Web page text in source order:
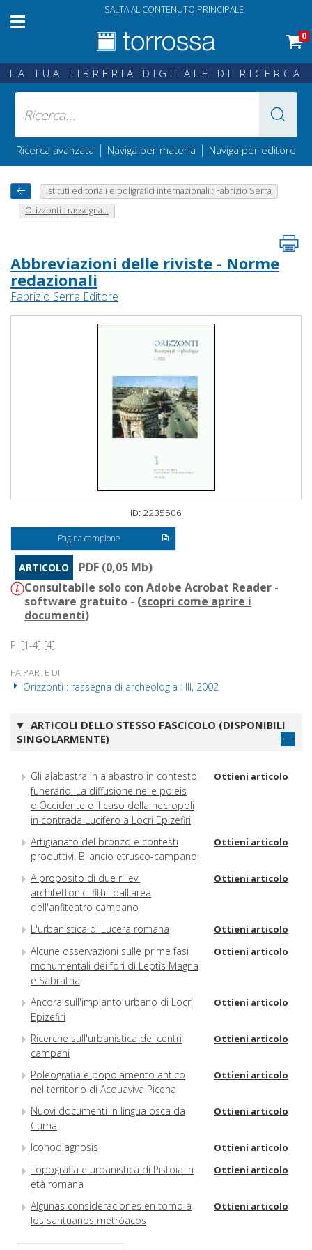
SALTA AL CONTENUTO PRINCIPALE
0
LA TUA LIBRERIA DIGITALE DI RICERCA
Ricerca avanzata | Naviga per materia | Naviga per editore
Istituti editoriali e poligrafici internazionali ; Fabrizio Serra
Orizzonti : rassegna...
Abbreviazioni delle riviste - Norme
redazionali
Fabrizio Serra Editore
ID: 2235506
Pagina campione
ARTICOLO
PDF (0,05 Mb)
Consultabile solo con Adobe Acrobat Reader -
software gratuito - (scopri come aprire i
documenti)
P. [1-4] [4]
FA PARTE DI
Orizzonti : rassegna di archeologia : III, 2002
ARTICOLI DELLO STESSO FASCICOLO (DISPONIBILI
SINGOLARMENTE)
Gli alabastra in alabastro in contesto
funerario. La diffusione nelle poleis
d'Occidente e il caso della necropoli
in contrada Lucifero a Locri Epizefiri
Ottieni articolo
Artigianato del bronzo e contesti
produttivi. Bilancio etrusco-campano
Ottieni articolo
A proposito di due rilievi
architettonici fittili dall'area
dell'anfiteatro campano
Ottieni articolo
L'urbanistica di Lucera romana Ottieni articolo
Alcune osservazioni sulle prime fasi
monumentali dei fori di Leptis Magna
e Sabratha
Ottieni articolo
Ancora sull'impianto urbano di Locri
Epizefiri
Ottieni articolo
Ricerche sull'urbanistica dei centri
campani
Ottieni articolo
Poleografia e popolamento antico
nel territorio di Acquaviva Picena
Ottieni articolo
Nuovi documenti in lingua osca da
Cuma
Ottieni articolo
Iconodiagnosis Ottieni articolo
Topografia e urbanistica di Pistoia in
età romana
Ottieni articolo
Algunas consideraciones en torno a
los santuarios metróacos
Ottieni articolo